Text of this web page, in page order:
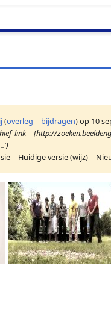
(overleg | bijdragen)op 10
= [http://
| Huidige versie (wijz) |